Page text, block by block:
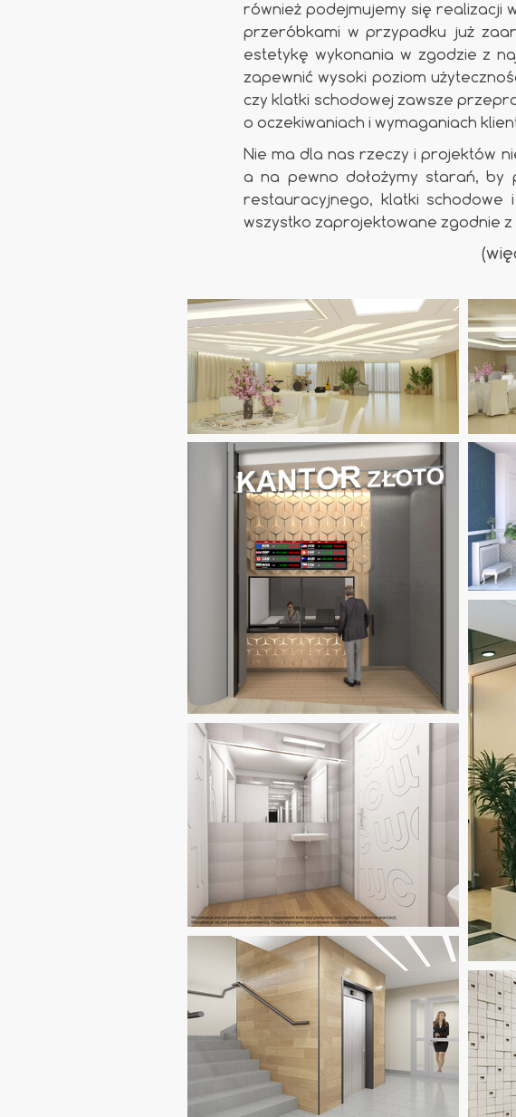
również podejmujemy się realizacji
przeróbkami w przypadku już
estetykę wykonania w zgodzie z
zapewnić wysoki poziom
czy klatki schodowej zawsze
o oczekiwaniach i wymaganiach
Nie ma dla nas rzeczy i projektów
a na pewno dołożymy starań,
restauracyjnego, klatki
wszystko zaprojektowane zgodnie